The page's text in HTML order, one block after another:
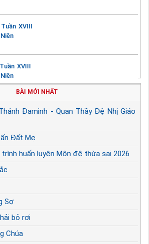
XVIII
XVIII
BÀI MỚI NHẤT
Đaminh - Quan Thầy Đệ Nhị Giáo
Đất Mẹ
trình huấn luyện Môn đệ thừa sai 2026
Sợ
bỏ rơi
Chúa